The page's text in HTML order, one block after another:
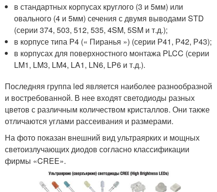
в стандартных корпусах круглого (3 и 5мм) или
овального (4 и 5мм) сечения с двумя выводами STD
(серии 374, 503, 512, 535, 4SM, 5SM и т.д.);
в корпусе типа P4 (« Пиранья ») (серии Р41, Р42, Р43);
в корпусах для поверхностного монтажа PLCC (серии
LM1, LM3, LM4, LA1, LN6, LP6 и т.д.).
Последняя группа led является наиболее разнообразной
и востребованной. В нее входят светодиоды разных
цветов с различным количеством кристаллов. Они также
отличаются углами рассеивания и размерами.
На фото показан внешний вид ультраярких и мощных
светоизлучающих диодов согласно классификации
фирмы «CREE».